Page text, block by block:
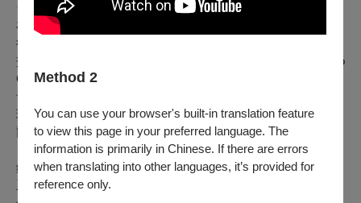
Method 2
You can use your browser's built-in translation feature
to view this page in your preferred language. The
information is primarily in Chinese. If there are errors
when translating into other languages, it’s provided for
reference only.
台、波蘭國家廣播電台、西班牙國家廣播電視台等媒體播出。
在協奏與室內樂領域，他曾與中國國家大劇院管弦樂團、聖彼
得堡愛樂樂團、加利西亞交響樂團、沃斯堡交響樂團、鳳凰城
交響樂團等合作，亦與 David Shifrin、Paul Watkins、Cuarteto
Quiroga、陳薩等音樂家同台，並受邀參與波蘭復活節貝多芬
音樂節、Chamber Music Northwest 等重要音樂節。他曾於西
班牙桑坦德、哈恩、瑪麗亞・卡納爾斯、霍洛維茨及美國新奧
爾良等重要國際鋼琴比賽獲獎。
錄音方面，2012 年受邀為國際唱片品牌 Naxos 錄製《獲獎者
系列》專輯；2025 年與國家大劇院音樂廠牌 NCPA Classics